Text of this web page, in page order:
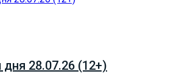
28.07.26 (12+)